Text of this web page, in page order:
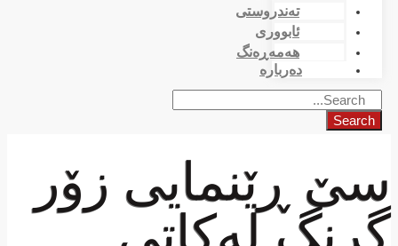
تەندروستی
ئابووری
هەمەڕەنگ
دەربارە
Search
سێ ڕێنمایی زۆر